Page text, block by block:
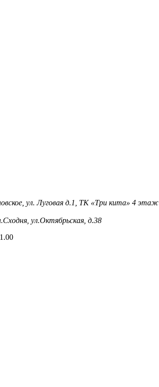
ул. Луговая д.1, ТК «Три кита» 4 этаж
ул.Октябрьская, д.38